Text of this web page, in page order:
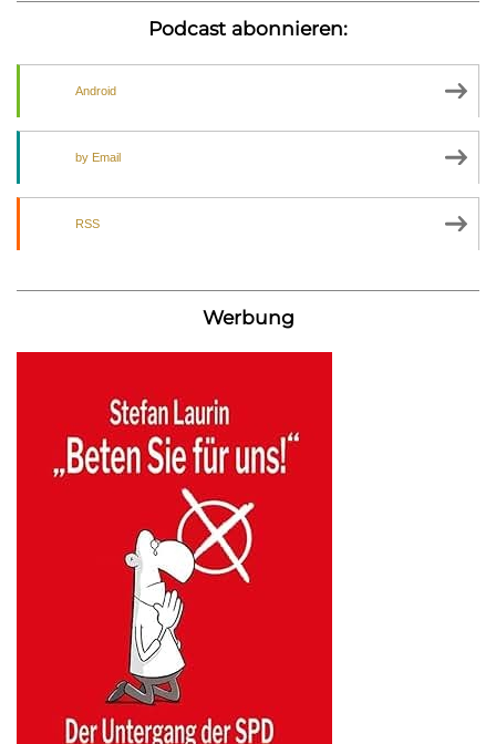
Podcast abonnieren:
Android
by Email
RSS
Werbung